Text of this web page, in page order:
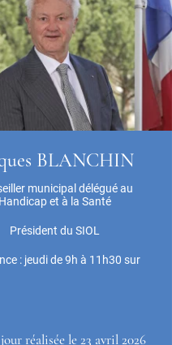
BLANCHIN
municipal délégué au
Handicap et à la Santé
Président du SIOL
: jeudi de 9h à 11h30 sur
réalisée le 23 avril 2026